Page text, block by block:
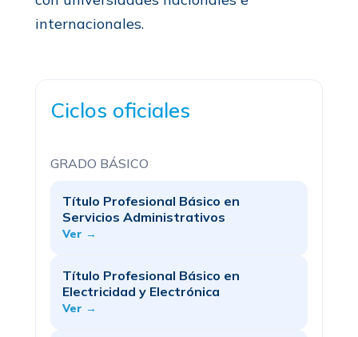
Ciclos oficiales
GRADO BÁSICO
Título Profesional Básico en
Servicios Administrativos
Ver →
Título Profesional Básico en
Electricidad y Electrónica
Ver →
internacionales.